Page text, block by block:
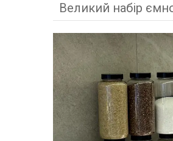
Великий набір